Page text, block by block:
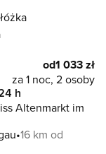
od1 033 zł
za 1 noc, 2 osoby
h
Altenmarkt im
16 km od